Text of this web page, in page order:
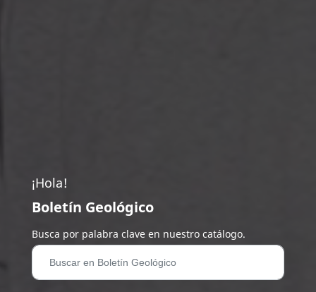
¡Hola!
Boletín Geológico
Busca por palabra clave en nuestro catálogo.